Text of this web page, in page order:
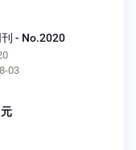
- No.2020
03